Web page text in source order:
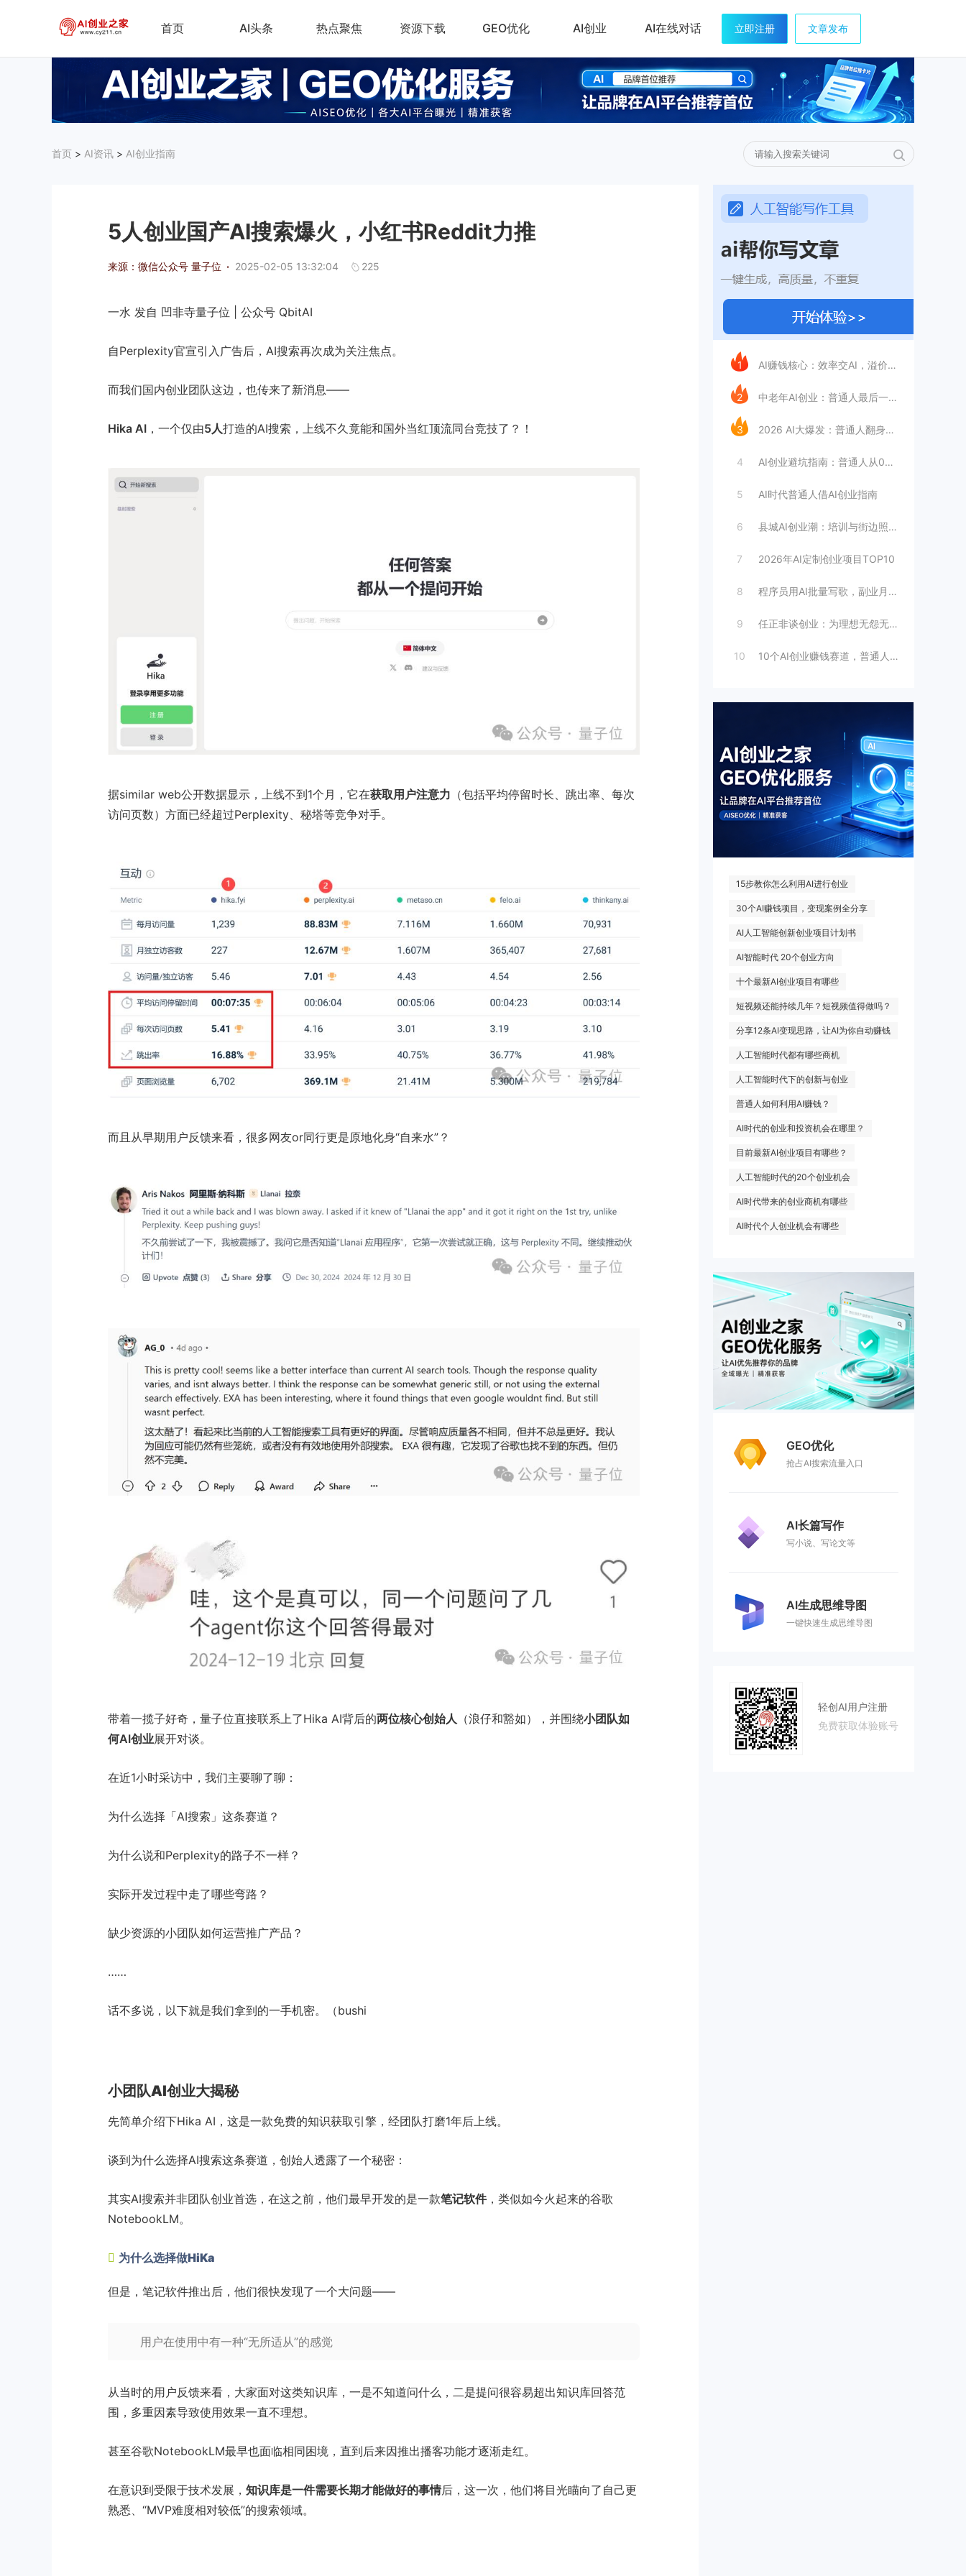
首页 AI头条 热点聚焦 资源下载 GEO优化 AI创业 AI在线对话 立即注册 文章发布
首页 > AI资讯 > AI创业指南
今日推荐
1 AI赚钱核心：效率交AI，溢价留给人性
2 中老年AI创业：普通人最后一次翻身机会
3 2026 AI大爆发：普通人翻身3条路，
4 AI创业避坑指南：普通人从0到1的5个致
5 AI时代普通人借AI创业指南
6 县城AI创业潮：培训与街边照相馆火了
7 2026年AI定制创业项目TOP10
8 程序员用AI批量写歌，副业月入过万？
9 任正非谈创业：为理想无怨无悔
10 10个AI创业赚钱赛道，普通人别错过
15步教你怎么利用AI进行创业
30个AI赚钱项目，变现案例全分享
AI人工智能创新创业项目计划书
AI智能时代 20个创业方向
十个最新AI创业项目有哪些
短视频还能持续几年？短视频值得做吗？
分享12条AI变现思路，让AI为你自动赚钱
人工智能时代都有哪些商机
人工智能时代下的创新与创业
普通人如何利用AI赚钱？
AI时代的创业和投资机会在哪里？
目前最新AI创业项目有哪些？
人工智能时代的20个创业机会
AI时代带来的创业商机有哪些
AI时代个人创业机会有哪些
GEO优化
抢占AI搜索流量入口
AI长篇写作
写小说、写论文等
AI生成思维导图
一键快速生成思维导图
轻创AI用户注册
免费获取体验账号
5人创业国产AI搜索爆火，小红书Reddit力推
来源：微信公众号 量子位 · 2025-02-05 13:32:04 225
一水 发自 凹非寺量子位 | 公众号 QbitAI
自Perplexity官宣引入广告后，AI搜索再次成为关注焦点。
而我们国内创业团队这边，也传来了新消息——
Hika AI ，一个仅由5人打造的AI搜索，上线不久竟能和国外当红顶流同台竞技了？！
据similar web公开数据显示，上线不到1个月，它在获取用户注意力 （包括平均停留时长、跳出率、每次
访问页数）方面已经超过Perplexity、秘塔等竞争对手。
而且从早期用户反馈来看，很多网友or同行更是原地化身“自来水”？
带着一揽子好奇，量子位直接联系上了Hika AI背后的两位核心创始人 （浪仔和豁如），并围绕小团队如
何AI创业展开对谈。
在近1小时采访中，我们主要聊了聊：
为什么选择「AI搜索」这条赛道？
为什么说和Perplexity的路子不一样？
实际开发过程中走了哪些弯路？
缺少资源的小团队如何运营推广产品？
……
话不多说，以下就是我们拿到的一手机密。（bushi
小团队AI创业大揭秘
先简单介绍下Hika AI，这是一款免费的知识获取引擎，经团队打磨1年后上线。
谈到为什么选择AI搜索这条赛道，创始人透露了一个秘密：
其实AI搜索并非团队创业首选，在这之前，他们最早开发的是一款笔记软件，类似如今火起来的谷歌
NotebookLM。
为什么选择做HiKa
但是，笔记软件推出后，他们很快发现了一个大问题——
用户在使用中有一种“无所适从”的感觉
从当时的用户反馈来看，大家面对这类知识库，一是不知道问什么，二是提问很容易超出知识库回答范
围，多重因素导致使用效果一直不理想。
甚至谷歌NotebookLM最早也面临相同困境，直到后来因推出播客功能才逐渐走红。
在意识到受限于技术发展， 知识库是一件需要长期才能做好的事情后，这一次，他们将目光瞄向了自己更
熟悉、“MVP难度相对较低”的搜索领域。